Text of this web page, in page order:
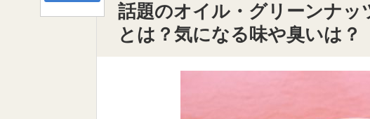
話題のオイル・グリーンナッ
とは？気になる味や臭いは？